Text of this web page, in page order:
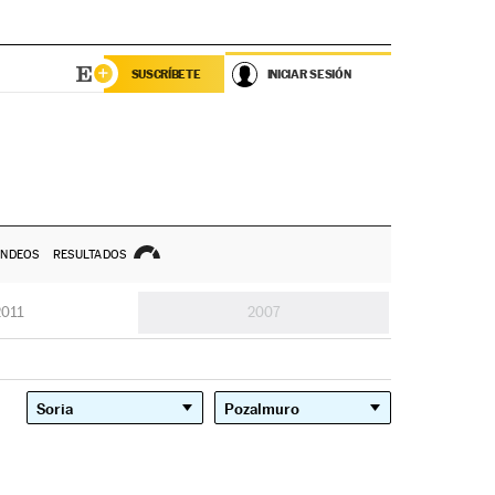
SUSCRÍBETE INICIAR SESIÓN
RESULTADOS
2007